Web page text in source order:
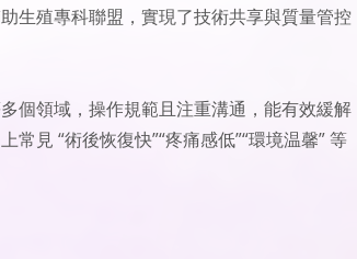
生殖專科聯盟，實現了技術共享與質量管控
個領域，操作規範且注重溝通，能有效緩解
見 “術後恢復快”“疼痛感低”“環境温馨” 等